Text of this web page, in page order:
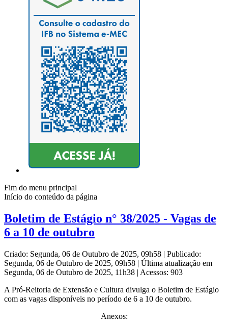
Fim do menu principal
Início do conteúdo da página
Boletim de Estágio n° 38/2025 - Vagas de
6 a 10 de outubro
Criado: Segunda, 06 de Outubro de 2025, 09h58 | Publicado:
Segunda, 06 de Outubro de 2025, 09h58 | Última atualização em
Segunda, 06 de Outubro de 2025, 11h38 | Acessos: 903
A Pró-Reitoria de Extensão e Cultura divulga o Boletim de Estágio
com as vagas disponíveis no período de 6 a 10 de outubro.
Anexos: